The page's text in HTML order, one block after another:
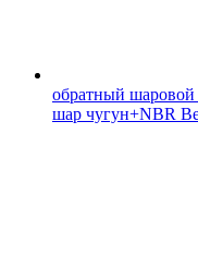
обратный
шар чугун+NBR